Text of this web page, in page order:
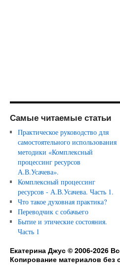
Самые читаемые статьи
Практическое руководство для
самостоятельного использования
методики «Комплексный
процессинг ресурсов
А.В.Усачева».
Комплексный процессинг
ресурсов - А.В.Усачева. Часть 1.
Что такое духовная практика?
Переводчик с собачьего
Бытие и этические состояния.
Часть 1
Екатерина Джус © 2006-2026
Копирование материалов без